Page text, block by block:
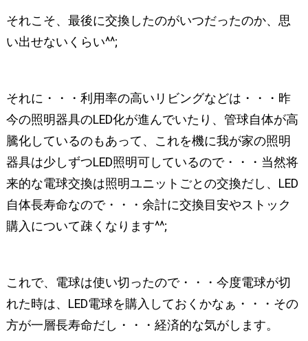
それこそ、最後に交換したのがいつだったのか、思
い出せないくらい^^;
それに・・・利用率の高いリビングなどは・・・昨
今の照明器具のLED化が進んでいたり、管球自体が高
騰化しているのもあって、これを機に我が家の照明
器具は少しずつLED照明可しているので・・・当然将
来的な電球交換は照明ユニットごとの交換だし、LED
自体長寿命なので・・・余計に交換目安やストック
購入について疎くなります^^;
これで、電球は使い切ったので・・・今度電球が切
れた時は、LED電球を購入しておくかなぁ・・・その
方が一層長寿命だし・・・経済的な気がします。